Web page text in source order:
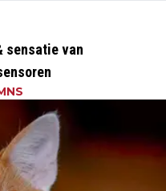
sensatie van